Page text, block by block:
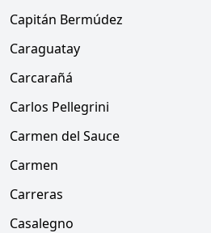
Capitán Bermúdez
Caraguatay
Carcarañá
Carlos Pellegrini
Carmen del Sauce
Carmen
Carreras
Casalegno